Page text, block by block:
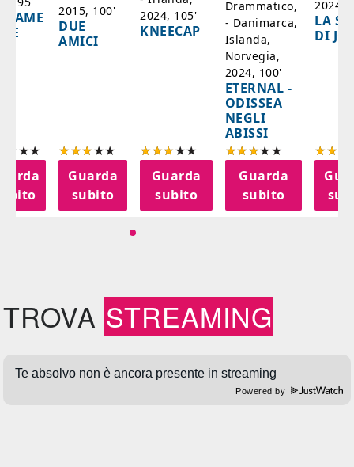
2015, 100'
DUE
AMICI
Guarda
subito
2024, 105'
KNEECAP
Guarda
subito
Drammatico,
- Danimarca,
Islanda,
Norvegia,
2024, 100'
ETERNAL -
ODISSEA
NEGLI
ABISSI
Guarda
subito
2024,
LA
DI
TROVA STREAMING
Powered by